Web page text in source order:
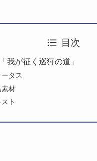
目次
我が征く巡狩の道」
ータス
素材
ト